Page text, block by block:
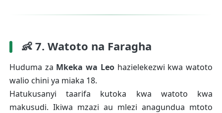
👶 7. Watoto na Faragha
Huduma za Mkeka wa Leohazielekezwi kwa watoto
walio chini ya miaka 18.
Hatukusanyi taarifa kutoka kwa watoto kwa
makusudi. Ikiwa mzazi au mlezi anagundua mtoto